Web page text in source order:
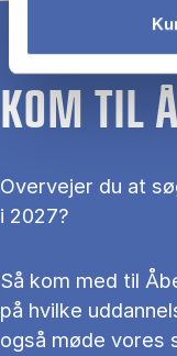
KOM TIL
Overvejer du at
i 2027?
Så kom med til
på hvilke
også møde vores